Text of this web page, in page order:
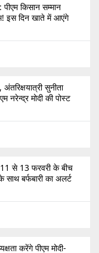
किसान सम्मान
इस दिन खाते में आएंगे
सुनीता
नरेन्द्र मोदी की पोस्ट
11 से 13 फरवरी के बीच
साथ बर्फबारी का अलर्ट
करेंगे पीएम मोदी-